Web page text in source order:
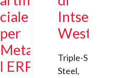
ciale
per
Meta
l ERP
Intsel
West
Triple-S
Steel,